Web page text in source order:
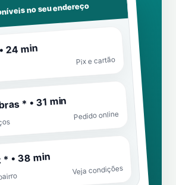
no seu endereço
24 min
Pix e cartão
* • 31 min
Pedido online
• 38 min
Veja condições